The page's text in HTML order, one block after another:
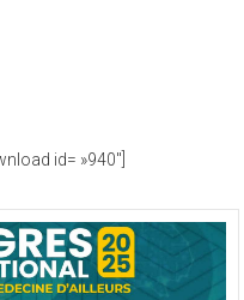
id= »940″]